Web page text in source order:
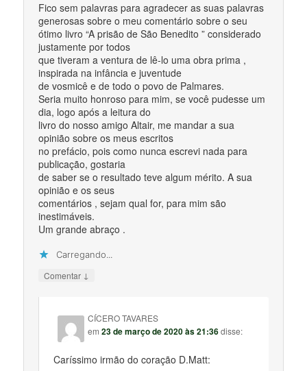
Fico sem palavras para agradecer as suas palavras
generosas sobre o meu comentário sobre o seu
ótimo livro “A prisão de São Benedito ” considerado
justamente por todos
que tiveram a ventura de lê-lo uma obra prima ,
inspirada na infância e juventude
de vosmicê e de todo o povo de Palmares.
Seria muito honroso para mim, se você pudesse um
dia, logo após a leitura do
livro do nosso amigo Altair, me mandar a sua
opinião sobre os meus escritos
no prefácio, pois como nunca escrevi nada para
publicação, gostaria
de saber se o resultado teve algum mérito. A sua
opinião e os seus
comentários , sejam qual for, para mim são
inestimáveis.
Um grande abraço .
Carregando...
Comentar ↓
CÍCERO TAVARES
em23 de março de 2020 às 21:36disse:
Caríssimo irmão do coração D.Matt: